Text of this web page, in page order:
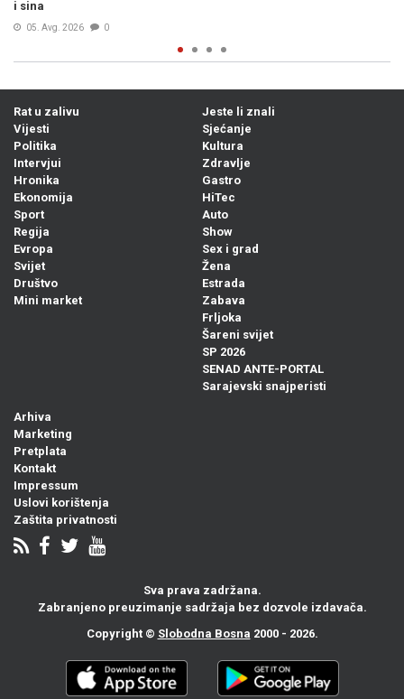
Rat u zalivu
Vijesti
Politika
Intervjui
Hronika
Ekonomija
Sport
Regija
Evropa
Svijet
Društvo
Mini market
Jeste li znali
Sjećanje
Kultura
Zdravlje
Gastro
HiTec
Auto
Show
Sex i grad
Žena
Estrada
Zabava
Frljoka
Šareni svijet
SP 2026
SENAD ANTE-PORTAL
Sarajevski snajperisti
Arhiva
Marketing
Pretplata
Kontakt
Impressum
Uslovi korištenja
Zaštita privatnosti
Sva prava zadržana.
Zabranjeno preuzimanje sadržaja bez dozvole izdavača.
Copyright © Slobodna Bosna 2000 - 2026.